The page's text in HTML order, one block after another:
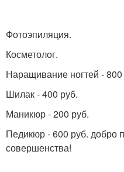
Фотоэпиляция.
Косметолог.
Наращивание ногтей - 800
Шилак - 400 руб.
Маникюр - 200 руб.
Педикюр - 600 руб. добро
совершенства!